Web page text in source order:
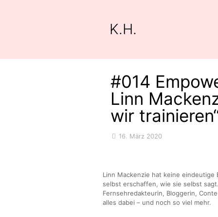
K.H.
#014
Linn
wir
16. März 2020
Linn Mackenzie hat keine
selbst erschaffen, wie sie selbst
Fernsehredakteurin, Bloggerin,
alles dabei – und noch so viel mehr.